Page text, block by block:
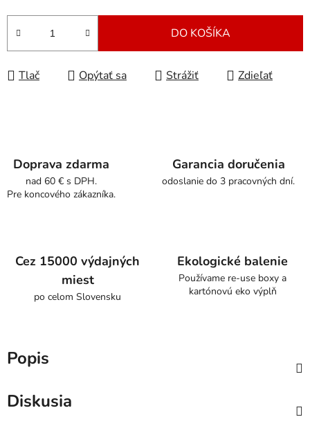
Jednotková cena:
DO KOŠÍKA
Tlač Opýtať sa Strážiť Zdieľať
Doprava zdarma
nad 60 € s DPH.
Pre koncového zákazníka.
Garancia doručenia
odoslanie do 3 pracovných dní.
Cez 15000 výdajných
miest
po celom Slovensku
Ekologické balenie
Používame re-use boxy a
kartónovú eko výplň
Popis
Diskusia